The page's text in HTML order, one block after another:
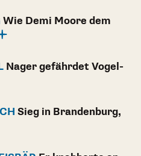
Wie Demi Moore dem
Nager gefährdet Vogel-
Sieg in Brandenburg,